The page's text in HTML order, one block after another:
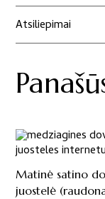
Atsiliepimai
Matinė satino
juostelė